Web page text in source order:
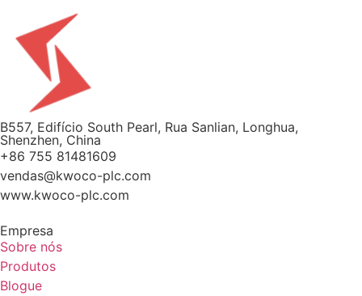
B557, Edifício South Pearl, Rua Sanlian, Longhua,
Shenzhen, China
+86 755 81481609
vendas@kwoco-plc.com
www.kwoco-plc.com
Empresa
Sobre nós
Produtos
Blogue